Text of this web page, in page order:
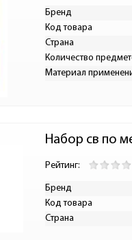
Бренд
Код товара
Страна
Количество
Материал
Набор св по
Рейтинг:
Бренд
Код товара
Страна